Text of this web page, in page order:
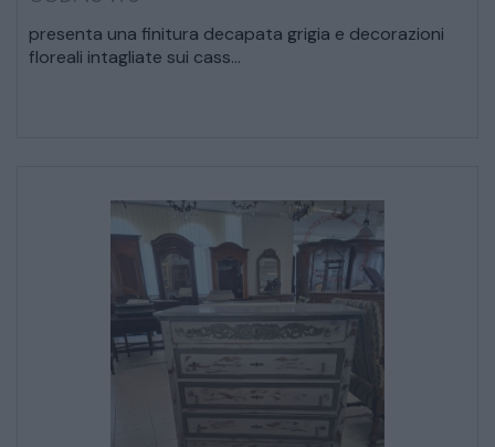
presenta una finitura decapata grigia e decorazioni
floreali intagliate sui cass...